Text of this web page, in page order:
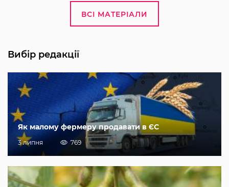
ВСІ МАТЕРІАЛИ
Вибір редакції
Як малому фермеру продавати в ЄС
3 липня 769